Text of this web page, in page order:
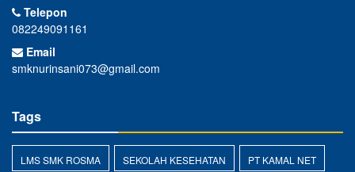
Telepon
082249091161
Email
smknurinsani073@gmail.com
Tags
LMS SMK ROSMA SEKOLAH KESEHATAN PT KAMAL NET